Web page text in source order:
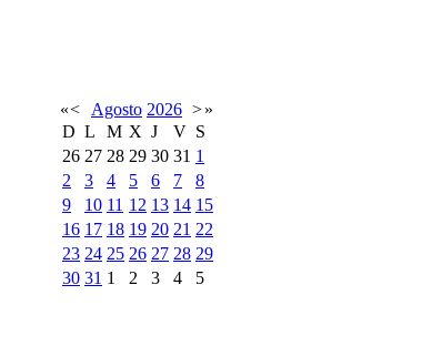
«< Agosto 2026 >»
D L M X J V S
26 27 28 29 30 31 1
2
3 4 5 6 7
8
9
10 11 12 13 14 15
16 17 18 19 20 21 22
23 24 25 26 27 28 29
30 31 1 2 3 4 5